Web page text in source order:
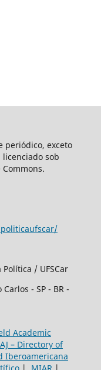
periódico, exceto
sob
Política / UFSCar
- SP - BR -
Academic
– Directory of
Iberoamericana